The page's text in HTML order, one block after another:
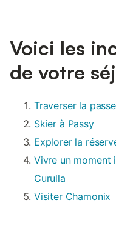
Voici les
de votre
Traverser la
Skier à Passy
Explorer la
Vivre un moment
Curulla
Visiter Chamonix